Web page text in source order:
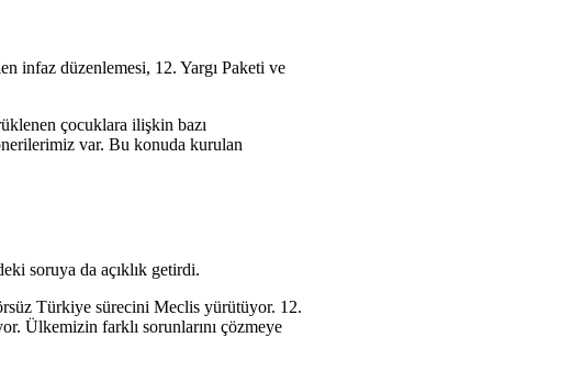
infaz düzenlemesi, 12. Yargı Paketi ve
çocuklara ilişkin bazı
var. Bu konuda kurulan
soruya da açıklık getirdi.
Türkiye sürecini Meclis yürütüyor. 12.
Ülkemizin farklı sorunlarını çözmeye